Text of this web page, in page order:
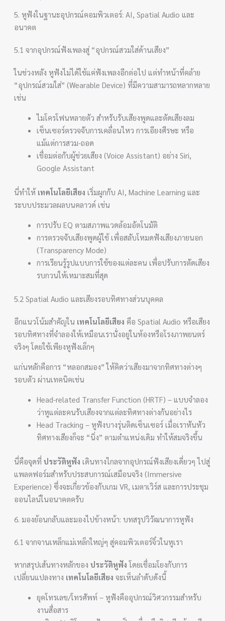
5. หูฟังในฐานะอุปกรณ์คอมพิวเตอร์: AI, Spatial Audio และ
อนาคต
5.1 จากอุปกรณ์ฟังเพลงสู่ “อุปกรณ์สวมใส่ด้านเสียง”
ในช่วงหลัง หูฟังไม่ได้ใช้แค่ฟังเพลงอีกต่อไป แต่ทำหน้าที่คล้าย
“อุปกรณ์สวมใส่” (Wearable Device) ที่มีความสามารถหลากหลาย
เช่น
ไมโครโฟนหลายตัว สำหรับรับเสียงพูดและตัดเสียงลม
เซ็นเซอร์ตรวจจับการเคลื่อนไหว การเอียงศีรษะ หรือ
แม้แต่การสวม-ถอด
เชื่อมต่อกับผู้ช่วยเสียง (Voice Assistant) อย่าง Siri,
Google Assistant
นี่ทำให้ เทคโนโลยีเสียง เริ่มผูกกับ AI, Machine Learning และ
ระบบประมวลผลบนคลาวด์ เช่น
การปรับ EQ ตามสภาพแวดล้อมอัตโนมัติ
การตรวจจับเสียงพูดผู้ใช้ เพื่อสลับโหมดฟังเสียงภายนอก
(Transparency Mode)
การเรียนรู้รูปแบบการใช้ของแต่ละคน เพื่อปรับการตัดเสียง
รบกวนให้เหมาะสมที่สุด
5.2 Spatial Audio และเสียงรอบทิศทางส่วนบุคคล
อีกแนวโน้มสำคัญใน เทคโนโลยีเสียง คือ Spatial Audio หรือเสียง
รอบทิศทางที่จำลองให้เหมือนเรานั่งอยู่ในห้องหรือโรงภาพยนตร์
จริงๆ โดยใช้เพียงหูฟังเล็กๆ
แก่นหลักคือการ “หลอกสมอง” ให้คิดว่าเสียงมาจากทิศทางต่างๆ
รอบตัว ผ่านเทคนิคเช่น
Head-related Transfer Function (HRTF) – แบบจำลอง
ว่าหูแต่ละคนรับเสียงจากแต่ละทิศทางต่างกันอย่างไร
Head Tracking – หูฟังบางรุ่นติดเซ็นเซอร์ เมื่อเราหันหัว
ทิศทางเสียงก็จะ “นิ่ง” ตามตำแหน่งเดิม ทำให้สมจริงขึ้น
นี่คือจุดที่ประวัติหูฟัง เดินทางไกลจากอุปกรณ์ฟังเสียงเดี่ยวๆ ไปสู่
แพลตฟอร์มสำหรับประสบการณ์เสมือนจริง (Immersive
Experience) ซึ่งจะเกี่ยวข้องกับเกม VR, เมตาเวิร์ส และการประชุม
ออนไลน์ในอนาคตครับ
6. มองย้อนกลับและมองไปข้างหน้า: บทสรุปวิวัฒนาการหูฟัง
6.1 จากจานเหล็กแม่เหล็กใหญ่ๆ สู่คอมพิวเตอร์จิ๋วในหูเรา
หากสรุปเส้นทางหลักของประวัติหูฟัง โดยเชื่อมโยงกับการ
เปลี่ยนแปลงทาง เทคโนโลยีเสียง จะเห็นลำดับดังนี้
ยุคโทรเลข/โทรศัพท์ – หูฟังคืออุปกรณ์วิศวกรรมสำหรับ
งานสื่อสาร